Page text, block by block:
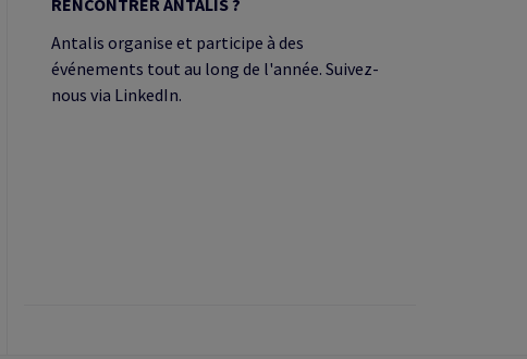
RENCONTRER ANTALIS ?
Antalis organise et participe à des
événements tout au long de l'année. Suivez-
nous via LinkedIn.